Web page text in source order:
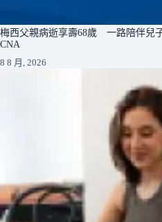
梅西父親病逝享壽68歲 一路陪伴兒
CNA
8 8 月, 2026